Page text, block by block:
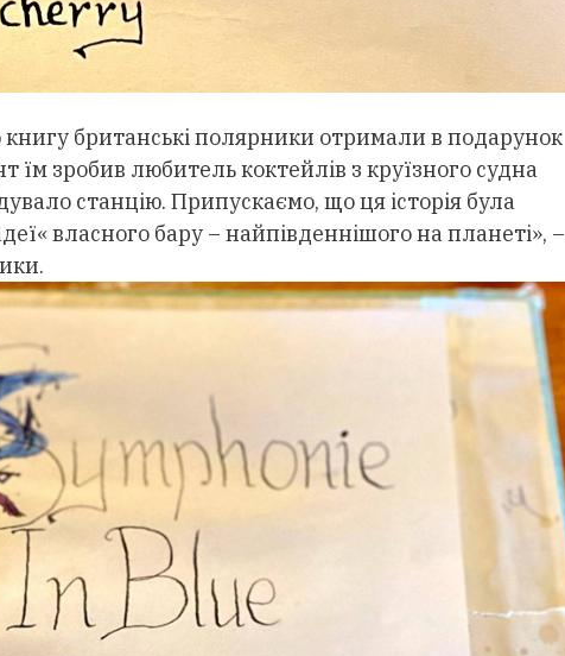
британські полярники отримали в подарунок
зробив любитель коктейлів з круїзного судна
станцію. Припускаємо, що ця історія була
власного бару – найпівденнішого на планеті», –